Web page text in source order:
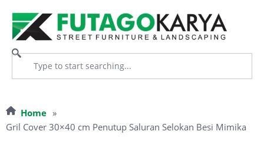
Home »
Gril Cover 30×40 cm Penutup Saluran Selokan Besi Mimika